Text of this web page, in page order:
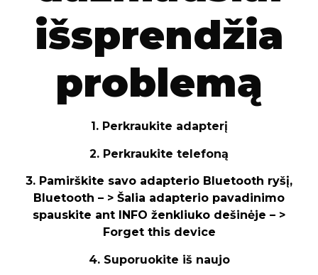
išsprendžia
problemą
1. Perkraukite adapterį
2. Perkraukite telefoną
3. Pamirškite savo adapterio Bluetooth ryšį,
Bluetooth – > Šalia adapterio pavadinimo
spauskite ant INFO ženkliuko dešinėje – >
Forget this device
4. Suporuokite iš naujo